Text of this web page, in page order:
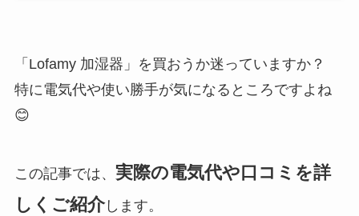
「Lofamy 加湿器」を買おうか迷っていますか？
特に電気代や使い勝手が気になるところですよね
😊
この記事では、 実際の電気代や口コミを詳
しくご紹介します。